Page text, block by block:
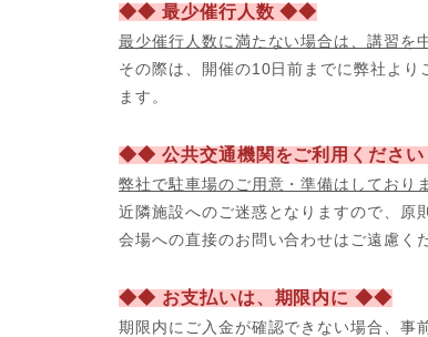
◆◆ 最少催行人数 ◆◆
最少催行人数に満たない場合は、講習を
その際は、開催の10日前までに弊社よ
ます。
◆◆ 公共交通機関をご利用くださ
弊社で駐車場のご用意・準備はしており
近隣施設へのご迷惑となりますので、原
会場への直接のお問い合わせはご遠慮く
◆◆ お支払いは、期限内に ◆◆
期限内にご入金が確認できない場合、事